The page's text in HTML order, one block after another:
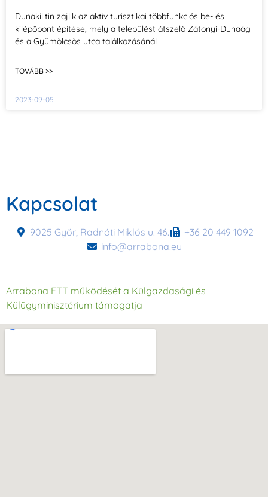
Dunakilitin zajlik az aktív turisztikai többfunkciós be- és
kilépőpont építése, mely a települést átszelő Zátonyi-Dunaág
és a Gyümölcsös utca találkozásánál
TOVÁBB >>
2023-09-05
Kapcsolat
9025 Győr, Radnóti Miklós u. 46.
+36 20 449 1092
info@arrabona.eu
Arrabona ETT működését a Külgazdasági és
Külügyminisztérium támogatja